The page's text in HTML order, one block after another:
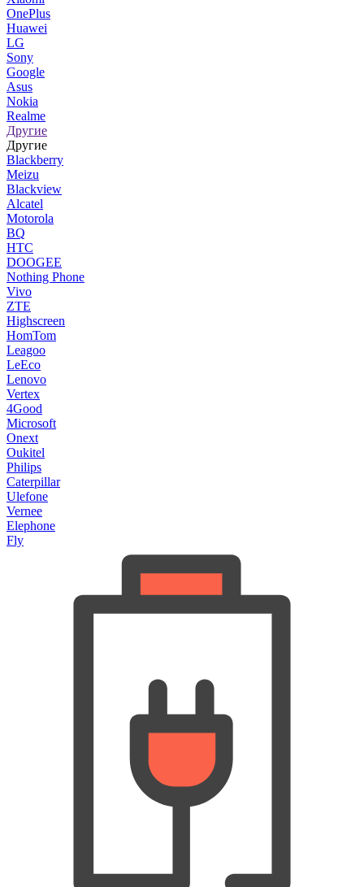
OnePlus
Huawei
LG
Sony
Google
Asus
Nokia
Realme
Другие
Другие
Blackberry
Meizu
Blackview
Alcatel
Motorola
BQ
HTC
DOOGEE
Nothing Phone
Vivo
ZTE
Highscreen
HomTom
Leagoo
LeEco
Lenovo
Vertex
4Good
Microsoft
Onext
Oukitel
Philips
Caterpillar
Ulefone
Vernee
Elephone
Fly